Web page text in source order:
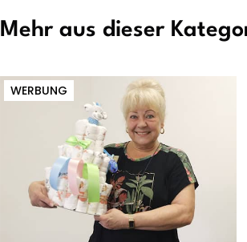
Mehr aus dieser
WERBUNG